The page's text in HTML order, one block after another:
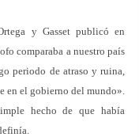
y Gasset publicó en
comparaba a nuestro país
periodo de atraso y ruina,
en el gobierno del mundo».
hecho de que había